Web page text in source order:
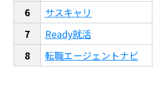
サスキャリ
Ready就活
転職エージェントナビ